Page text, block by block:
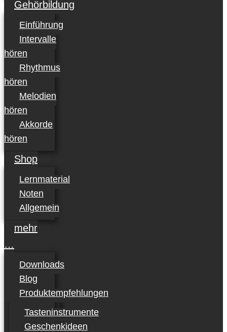
Gehörbildung
Einführung
Intervalle
hören
Rhythmus
hören
Melodien
hören
Akkorde
hören
Shop
Lernmaterial
Noten
Allgemein
mehr
…
Downloads
Blog
Produktempfehlungen
Tasteninstrumente
Geschenkideen